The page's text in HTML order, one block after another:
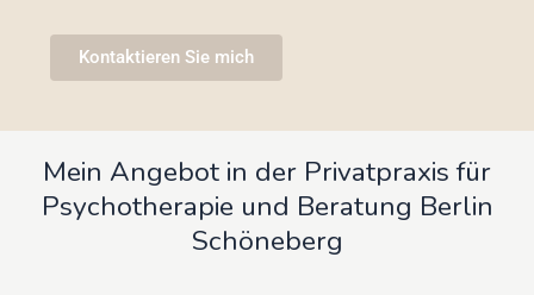
Kontaktieren Sie mich
Mein Angebot in der Privatpraxis für
Psychotherapie und Beratung Berlin
Schöneberg